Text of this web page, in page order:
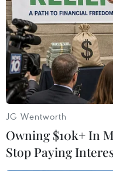
Theo dõi VietnamPlus
TIN CÙNG
JG Wentworth
Owning $10k+ In
Stop Paying